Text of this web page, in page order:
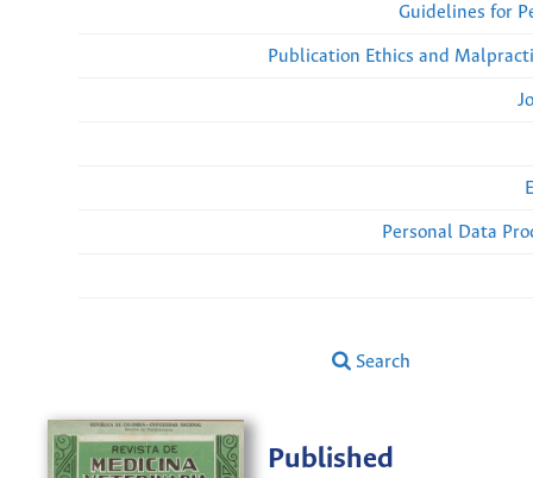
Guidelines for
Publication Ethics and
Personal Data
Search
Published